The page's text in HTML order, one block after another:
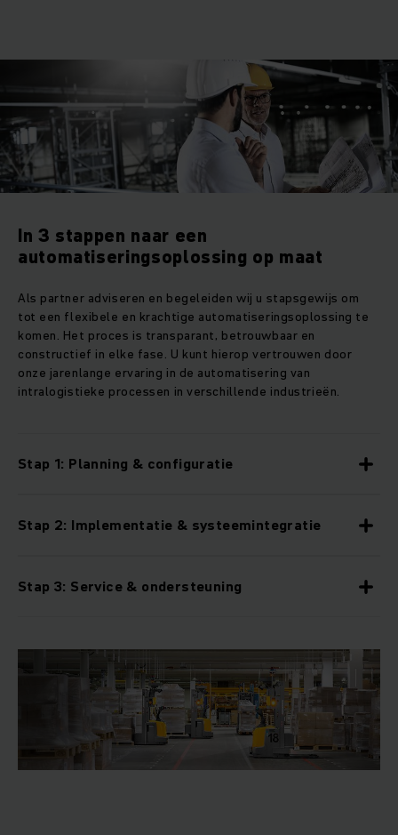
In 3 stappen naar een
automatiseringsoplossing op maat
Als partner adviseren en begeleiden wij u stapsgewijs om
tot een flexibele en krachtige automatiseringsoplossing te
komen. Het proces is transparant, betrouwbaar en
constructief in elke fase. U kunt hierop vertrouwen door
onze jarenlange ervaring in de automatisering van
intralogistieke processen in verschillende industrieën.
Stap 1: Planning & configuratie
Stap 2: Implementatie & systeemintegratie
Stap 3: Service & ondersteuning